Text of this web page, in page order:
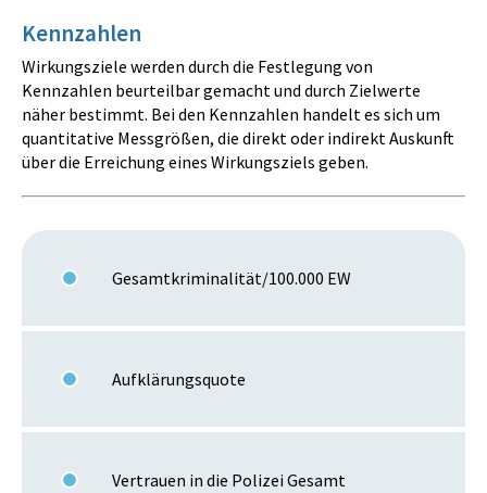
Kennzahlen
Wirkungsziele werden durch die Festlegung von
Kennzahlen beurteilbar gemacht und durch Zielwerte
näher bestimmt. Bei den Kennzahlen handelt es sich um
quantitative Messgrößen, die direkt oder indirekt Auskunft
über die Erreichung eines Wirkungsziels geben.
Gesamtkriminalität/100.000 EW
Aufklärungsquote
Vertrauen in die Polizei Gesamt